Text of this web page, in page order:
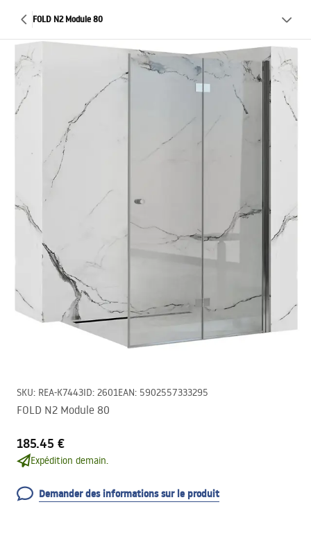
FOLD N2 Module 80
SKU: REA-K7443ID: 2601EAN: 5902557333295
FOLD N2 Module 80
185.45 €
Expédition demain.
Demander des informations sur le produit